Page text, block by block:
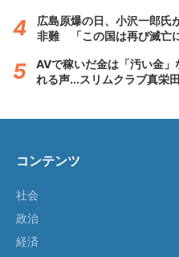
広島原爆の日、小沢一郎氏
非難 「この国は再び滅亡
AVで稼いだ金は「汚い金
れる声...スリムクラブ真栄
コンテンツ
社会
政治
経済